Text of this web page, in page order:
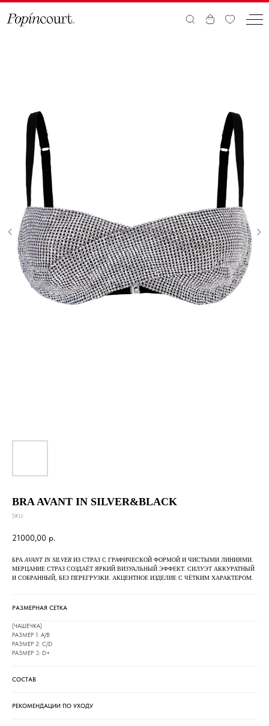
BRA AVANT IN SILVER&BLACK
SKU:
21000,00 р.
БРАAVANT IN SILVER ИЗ СТРАЗ С ГРАФИЧЕСКОЙ ФОРМОЙ И ЧИСТЫМИ ЛИНИЯМИ.
МЕРЦАНИЕ СТРАЗ СОЗДАЁТ ЯРКИЙ ВИЗУАЛЬНЫЙ ЭФФЕКТ. СИЛУЭТ АККУРАТНЫЙ
И СОБРАННЫЙ, БЕЗ ПЕРЕГРУЗКИ. АКЦЕНТНОЕ ИЗДЕЛИЕ С ЧЁТКИМ ХАРАКТЕРОМ.
РАЗМЕРНАЯ СЕТКА
(ЧАШЕЧКА)
РАЗМЕР 1: A/B
РАЗМЕР 2: C/D
РАЗМЕР 3: D+
СОСТАВ
РЕКОМЕНДАЦИИ ПО УХОДУ